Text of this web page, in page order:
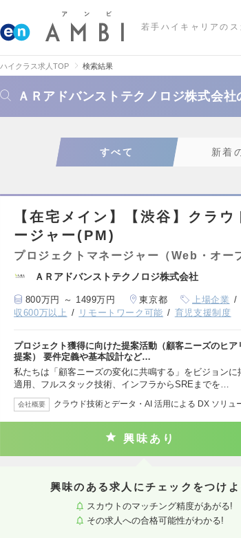
若手ハイキャリアのス
ハイクラス求人TOP 検索結果
ＡＲアドバンストテクノロジ株式会
すべて 新着
【在宅メイン】【渋谷】クラ
ージャー(PM)
プロジェクトマネージャー（Web・オー
ＡＲアドバンストテクノロジ株式会社
800万円 ～ 1499万円 東京都 上場企業
収600万以上
リモートワーク可能 育児支援制度
プロジェクト獲得に向けた提案活動（顧客ニーズのヒ
提案） 要件定義や基本設計など…
私たちは「顧客ニーズの変化に共鳴する」をビジョン
適用、フルスタック技術、インフラからSREまでを…
会社概要 クラウド技術とデータ・AI 活用による DX ソリュ
興味あり
興味のある求人にチェックをつけ
スカウトのマッチング精度があがる!
その求人への合格可能性がわかる!